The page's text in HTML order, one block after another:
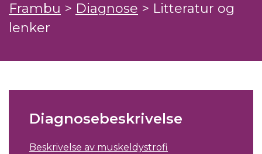
Frambu > Diagnose > Litteratur og
lenker
Diagnosebeskrivelse
Beskrivelse av muskeldystrofi